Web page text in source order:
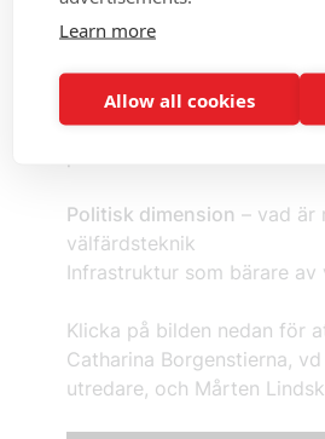
Skapa en ny nationell
sammanhållet ges uppdrag
inom välfärdsteknik.
Praktiska tillämpningar, att
Politisk dimension – vad är
välfärdsteknik
Infrastruktur som bärare
Klicka på bilden nedan för
Catharina Borgenstierna,
utredare, och Mårten
Learn more
Allow all cookies